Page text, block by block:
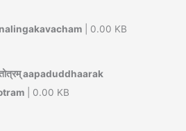
| 0.00 KB
aapaduddhaarak
| 0.00 KB